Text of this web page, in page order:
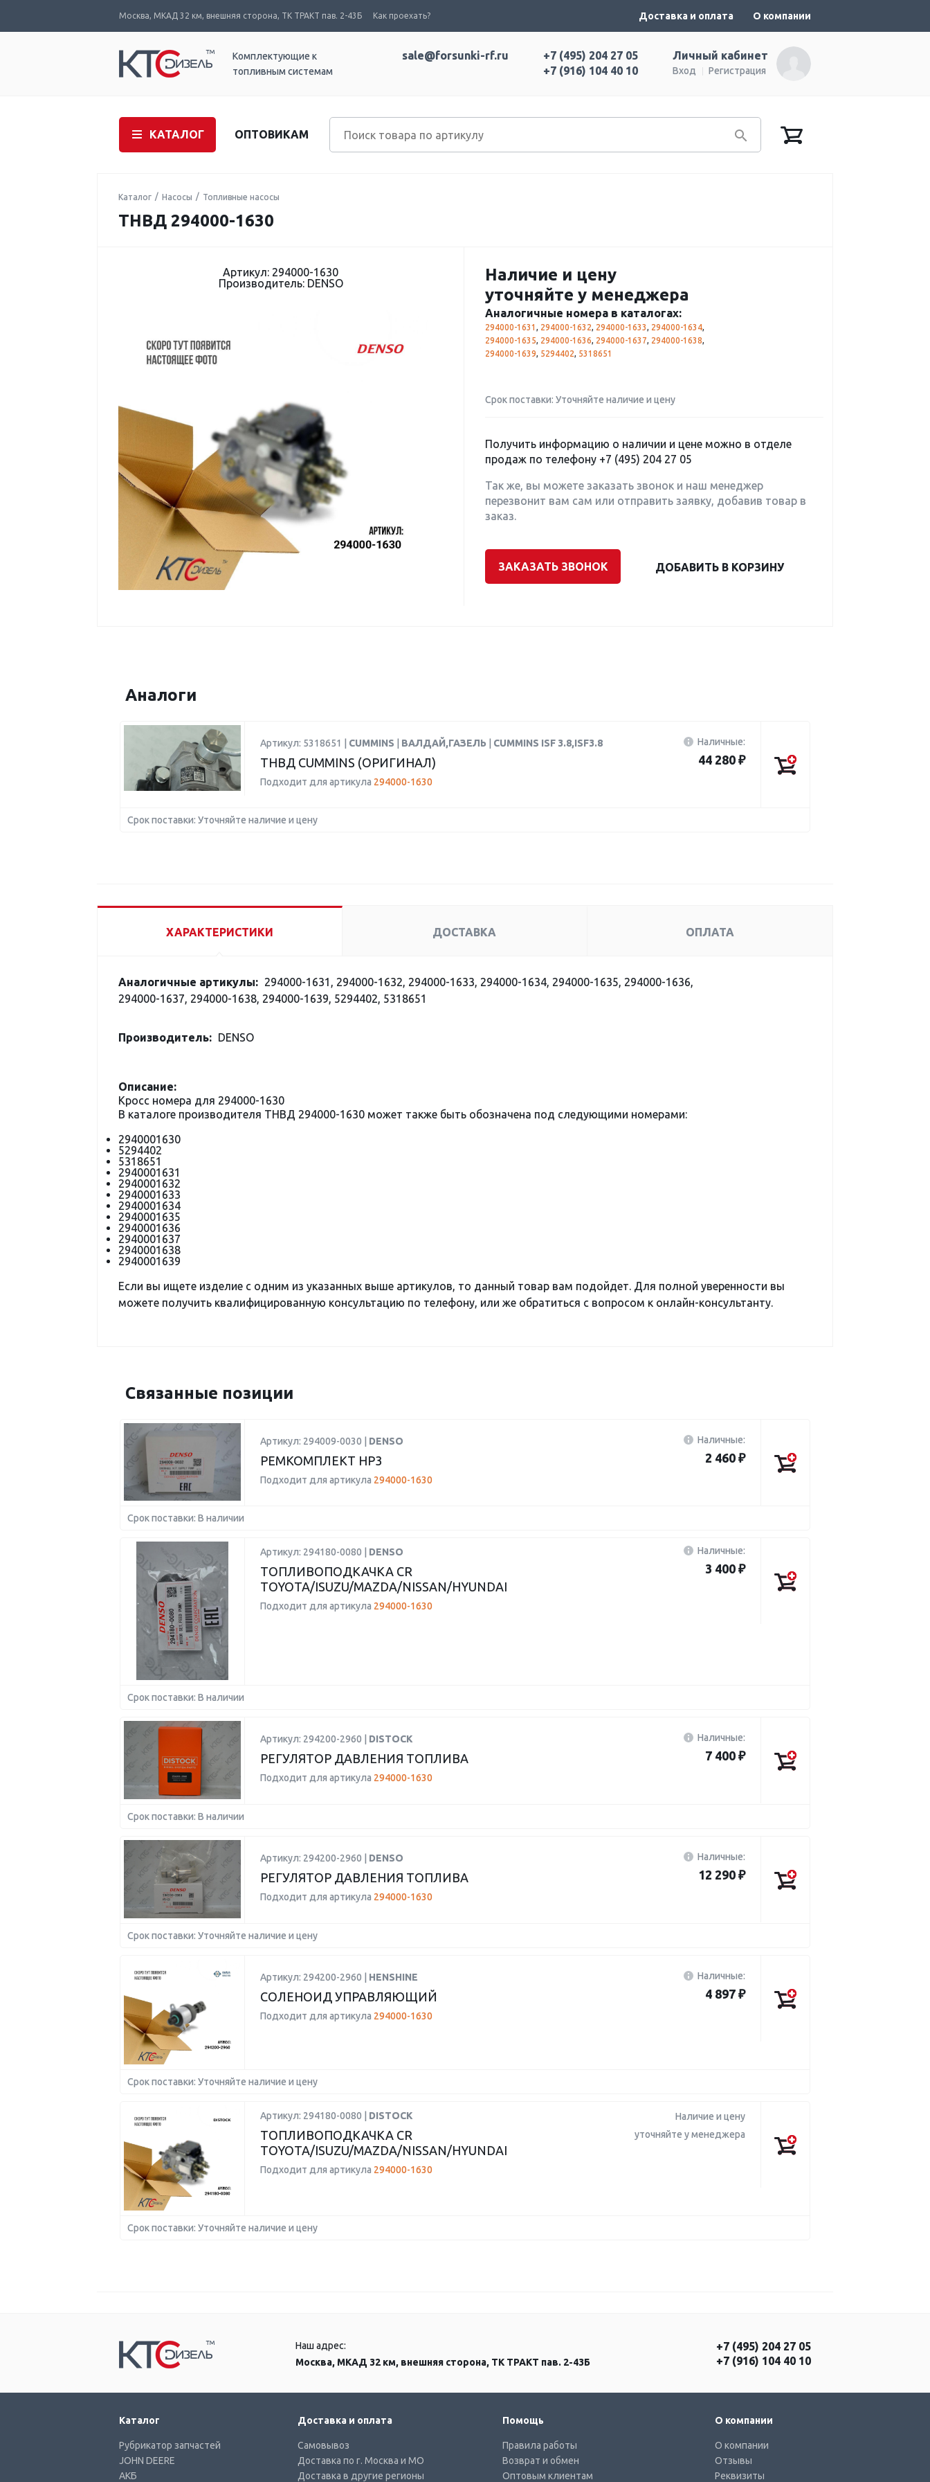
Москва, МКАД 32 км, внешняя сторона, ТК ТРАКТ пав. 2-43Б Как проехать? Доставка и оплата О компании
Комплектующие к
топливным системам
Личный кабинет
Вход Регистрация
+7 (495) 204 27 05
+7 (916) 104 40 10
sale@forsunki-rf.ru
КАТАЛОГ ОПТОВИКАМ
Каталог Насосы Топливные насосы
ТНВД 294000-1630
Артикул: 294000-1630
Производитель: DENSO
Наличие и цену
уточняйте у менеджера
Аналогичные номера в каталогах:
294000-1631 , 294000-1632, 294000-1633, 294000-1634,
294000-1635, 294000-1636, 294000-1637, 294000-1638,
294000-1639, 5294402, 5318651
Срок поставки: Уточняйте наличие и цену
Получить информацию о наличии и цене можно в отделе
продаж по телефону +7 (495) 204 27 05
Так же, вы можете заказать звонок и наш менеджер
перезвонит вам сам или отправить заявку, добавив товар в
заказ.
ЗАКАЗАТЬ ЗВОНОК ДОБАВИТЬ В КОРЗИНУ
Аналоги
Артикул: 5318651 | CUMMINS ВАЛДАЙ,ГАЗЕЛЬ CUMMINS ISF 3.8,ISF3.8
ТНВД CUMMINS (ОРИГИНАЛ)
Подходит для артикула 294000-1630
Наличные:
44 280 ₽
Срок поставки: Уточняйте наличие и цену
ХАРАКТЕРИСТИКИ ДОСТАВКА ОПЛАТА
Аналогичные артикулы: 294000-1631, 294000-1632, 294000-1633, 294000-1634, 294000-1635, 294000-1636,
294000-1637, 294000-1638, 294000-1639, 5294402, 5318651
Производитель: DENSO
Описание:
Кросс номера для 294000-1630
В каталоге производителя ТНВД 294000-1630 может также быть обозначена под следующими номерами:
2940001630
5294402
5318651
2940001631
2940001632
2940001633
2940001634
2940001635
2940001636
2940001637
2940001638
2940001639
Если вы ищете изделие с одним из указанных выше артикулов, то данный товар вам подойдет. Для полной уверенности вы
можете получить квалифицированную консультацию по телефону, или же обратиться с вопросом к онлайн-консультанту.
Связанные позиции
Артикул: 294009-0030 | DENSO
РЕМКОМПЛЕКТ HP3
Подходит для артикула 294000-1630
Наличные:
2 460 ₽
Срок поставки: В наличии
Артикул: 294180-0080 | DENSO
ТОПЛИВОПОДКАЧКА CR
TOYOTA/ISUZU/MAZDA/NISSAN/HYUNDAI
Подходит для артикула 294000-1630
Наличные:
3 400 ₽
Срок поставки: В наличии
Артикул: 294200-2960 | DISTOCK
РЕГУЛЯТОР ДАВЛЕНИЯ ТОПЛИВА
Подходит для артикула 294000-1630
Наличные:
7 400 ₽
Срок поставки: В наличии
Артикул: 294200-2960 | DENSO
РЕГУЛЯТОР ДАВЛЕНИЯ ТОПЛИВА
Подходит для артикула 294000-1630
Наличные:
12 290 ₽
Срок поставки: Уточняйте наличие и цену
Артикул: 294200-2960 | HENSHINE
СОЛЕНОИД УПРАВЛЯЮЩИЙ
Подходит для артикула 294000-1630
Наличные:
4 897 ₽
Срок поставки: Уточняйте наличие и цену
Артикул: 294180-0080 | DISTOCK
ТОПЛИВОПОДКАЧКА CR
TOYOTA/ISUZU/MAZDA/NISSAN/HYUNDAI
Подходит для артикула 294000-1630
Наличие и цену
уточняйте у менеджера
Срок поставки: Уточняйте наличие и цену
Наш адрес:
Москва, МКАД 32 км, внешняя сторона, ТК ТРАКТ пав. 2-43Б
+7 (495) 204 27 05
+7 (916) 104 40 10
Каталог
Рубрикатор запчастей
JOHN DEERE
АКБ
Доставка и оплата
Самовывоз
Доставка по г. Москва и МО
Доставка в другие регионы
Помощь
Правила работы
Возврат и обмен
Оптовым клиентам
О компании
О компании
Отзывы
Реквизиты